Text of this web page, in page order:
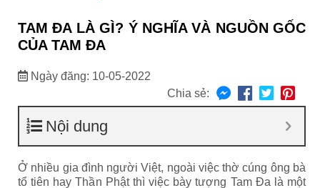
TAM ĐA LÀ GÌ? Ý NGHĨA VÀ NGUỒN GỐC
CỦA TAM ĐA
Ngày đăng: 10-05-2022
Chia sẻ:
Nội dung
Ở nhiều gia đình người Việt, ngoài việc thờ cúng ông bà
tổ tiên hay Thần Phật thì việc bày tượng Tam Đa là một